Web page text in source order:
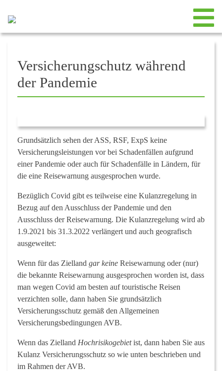
Versicherungschutz während
der Pandemie
Grundsätzlich sehen der ASS, RSF, ExpS keine
Versicherungsleistungen vor bei Schadenfällen aufgrund
einer Pandemie oder auch für Schadenfälle in Ländern, für
die eine Reisewarnung ausgesprochen wurde.
Bezüglich Covid gibt es teilweise eine Kulanzregelung in
Bezug auf den Ausschluss der Pandemie und den
Ausschluss der Reisewarnung. Die Kulanzregelung wird ab
1.9.2021 bis 31.3.2022 verlängert und auch geografisch
ausgeweitet:
Wenn für das Zielland gar keine Reisewarnung oder (nur)
die bekannte Reisewarnung ausgesprochen worden ist, dass
man wegen Covid am besten auf touristische Reisen
verzichten solle, dann haben Sie grundsätzlich
Versicherungsschutz gemäß den Allgemeinen
Versicherungsbedingungen AVB.
Wenn das Zielland Hochrisikogebietist, dann haben Sie aus
Kulanz Versicherungsschutz so wie unten beschrieben und
im Rahmen der AVB.